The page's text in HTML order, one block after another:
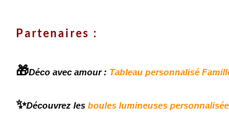
Partenaires :
🎁Déco avec amour : Tableau personnalisé
✨Découvrez les boules lumineuses